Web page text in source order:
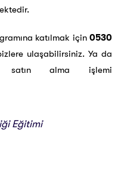
katılmak için 0530
ulaşabilirsiniz. Ya da
satın alma işlemi
Eğitimi